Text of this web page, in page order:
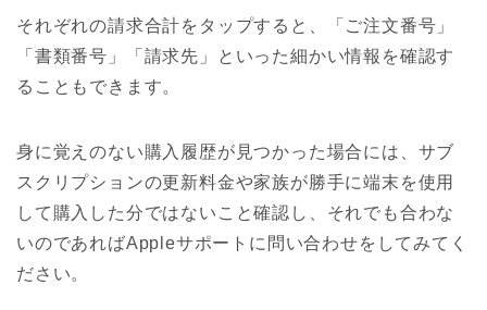
それぞれの請求合計をタップすると、「ご注文番号」
「書類番号」「請求先」といった細かい情報を確認す
ることもできます。
身に覚えのない購入履歴が見つかった場合には、サブ
スクリプションの更新料金や家族が勝手に端末を使用
して購入した分ではないこと確認し、それでも合わな
いのであればAppleサポートに問い合わせをしてみてく
ださい。